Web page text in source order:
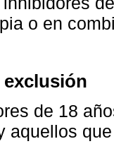
o en
de 18
aquellos